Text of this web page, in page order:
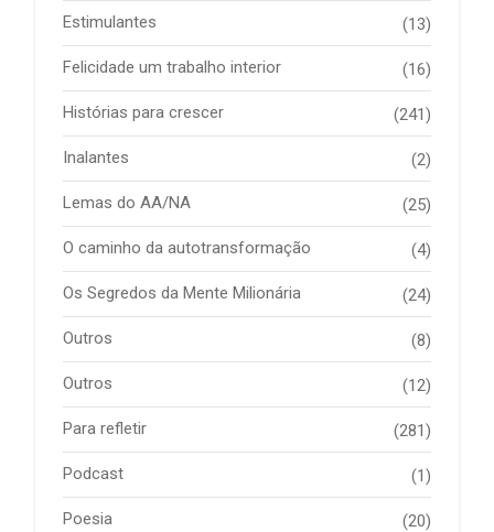
Estimulantes (13)
Felicidade um trabalho interior (16)
Histórias para crescer (241)
Inalantes (2)
Lemas do AA/NA (25)
O caminho da autotransformação (4)
Os Segredos da Mente Milionária (24)
Outros (8)
Outros (12)
Para refletir (281)
Podcast (1)
Poesia (20)